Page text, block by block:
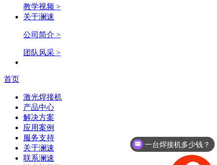
教学视频 >
关于澜速
公司简介 >
团队风采 >
首页
激光焊接机
产品中心
解决方案
应用案例
服务支持
关于澜速
联系澜速
一台焊接机多少钱？